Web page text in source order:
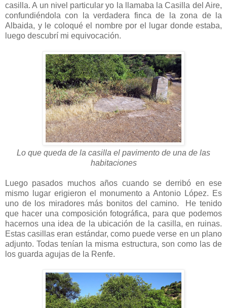
casilla. A un nivel particular yo la llamaba la Casilla del Aire,
confundiéndola con la verdadera finca de la zona de la
Albaida, y le coloqué el nombre por el lugar donde estaba,
luego descubrí mi equivocación.
Lo que queda de la casilla el pavimento de una de las
habitaciones
Luego pasados muchos años cuando se derribó en ese
mismo lugar erigieron el monumento a Antonio López. Es
uno de los miradores más bonitos del camino. He tenido
que hacer una composición fotográfica, para que podemos
hacernos una idea de la ubicación de la casilla, en ruinas.
Estas casillas eran estándar, como puede verse en un plano
adjunto. Todas tenían la misma estructura, son como las de
los guarda agujas de la Renfe.